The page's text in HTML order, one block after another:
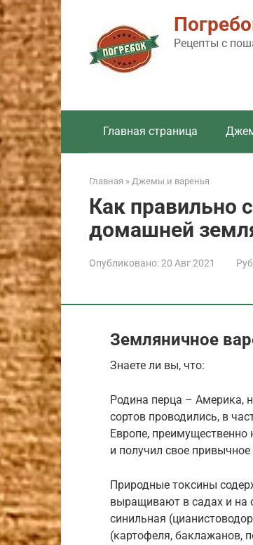
Перейти
к
контенту
Рецепты с
Главная страница
Главная » Джемы и варенья
Как правильно
домашней
Опубликовано:20 Авг 2021
Земляничное
Знаете ли вы, что:
Родина перца – Америка,
сортов проводились, в
Европе,
и получил свое
Природные токсины
выращивают в садах и на
синильная
(картофеля, баклажанов,